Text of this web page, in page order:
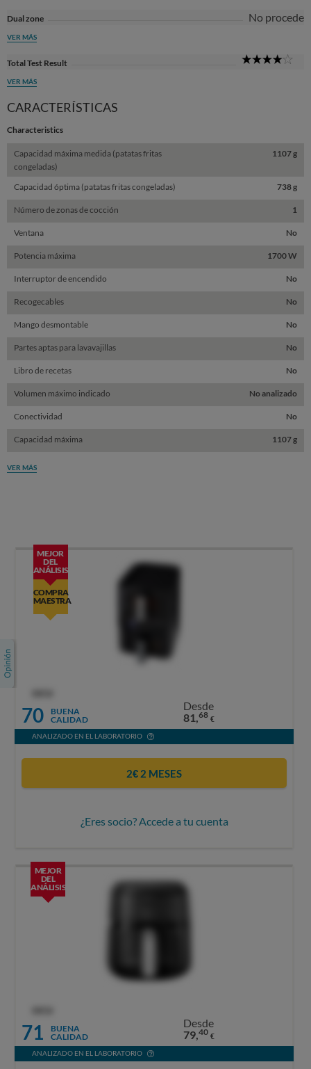
Dual zone No procede
VER MÁS
Total Test Result
VER MÁS
CARACTERÍSTICAS
Characteristics
Capacidad máxima medida (patatas fritas
congeladas)
1107 g
Capacidad óptima (patatas fritas congeladas) 738 g
Número de zonas de cocción 1
Ventana No
Potencia máxima 1700 W
Interruptor de encendido No
Recogecables No
Mango desmontable No
Partes aptas para lavavajillas No
Libro de recetas No
Volumen máximo indicado No analizado
Conectividad No
Capacidad máxima 1107 g
VER MÁS
MEJOR
DEL
ANÁLISIS
COMPRA
MAESTRA
70
BUENA
CALIDAD
Desde
81,68 €
ANALIZADO EN EL LABORATORIO
2€ 2 MESES
¿Eres socio? Accede a tu cuenta
MEJOR
DEL
ANÁLISIS
71
BUENA
CALIDAD
Desde
79,40 €
ANALIZADO EN EL LABORATORIO